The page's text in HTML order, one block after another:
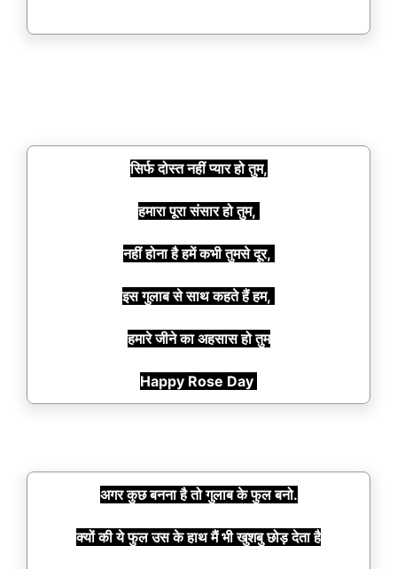
सिर्फ दोस्त नहीं प्यार हो तुम,
हमारा पूरा संसार हो तुम,
नहीं होना है हमें कभी तुमसे दूर,
इस गुलाब से साथ कहते हैं हम,
हमारे जीने का अहसास हो तुम
Happy Rose Day
अगर कुछ बनना है तो गुलाब के फुल बनो.
क्यों की ये फुल उस के हाथ मैं भी खुशबु छोड़ देता है